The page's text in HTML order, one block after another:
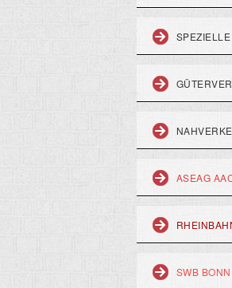
ASEAG
SWB BONN